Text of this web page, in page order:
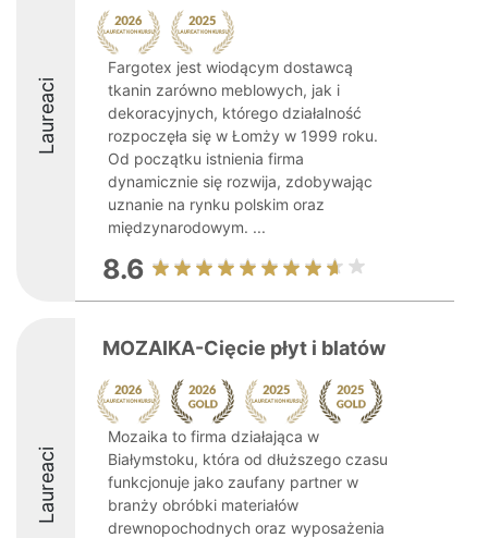
Laureaci
Fargotex jest wiodącym dostawcą
tkanin zarówno meblowych, jak i
dekoracyjnych, którego działalność
rozpoczęła się w Łomży w 1999 roku.
Od początku istnienia firma
dynamicznie się rozwija, zdobywając
uznanie na rynku polskim oraz
międzynarodowym. ...
8.6
Laureaci
MOZAIKA-Cięcie płyt i blatów
Mozaika to firma działająca w
Białymstoku, która od dłuższego czasu
funkcjonuje jako zaufany partner w
branży obróbki materiałów
drewnopochodnych oraz wyposażenia